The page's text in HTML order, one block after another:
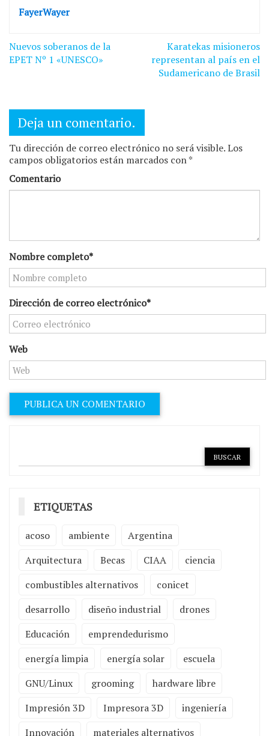
FayerWayer
Navegación
de
Nuevos soberanos de la
EPET Nº 1 «UNESCO»
Karatekas misioneros
representan al país en el
Sudamericano de Brasil
Deja un comentario.
Tu dirección de correo electrónico no será visible. Los
campos obligatorios están marcados con *
Comentario
Nombre completo*
Dirección de correo electrónico*
Web
ETIQUETAS
acoso ambiente
Argentina
Arquitectura
Becas CIAA
ciencia
combustibles alternativos
conicet
desarrollo
diseño industrial
drones
Educación
emprendedurismo
energía limpia
energía solar
escuela
GNU/Linux
grooming
hardware libre
Impresión 3D
Impresora 3D
ingeniería
Innovación
materiales alternativos